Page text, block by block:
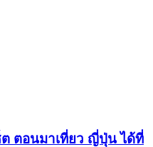
ต ตอนมาเที่ยว ญี่ปุ่น ได้ที่